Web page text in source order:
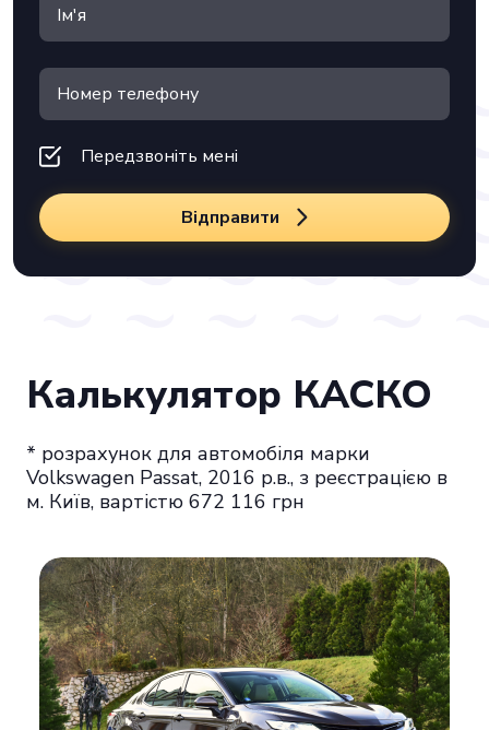
Передзвоніть мені
Відправити
Калькулятор КАСКО
* розрахунок для автомобіля марки
Volkswagen Passat, 2016 р.в., з реєстрацією в
м. Київ, вартістю 672 116 грн